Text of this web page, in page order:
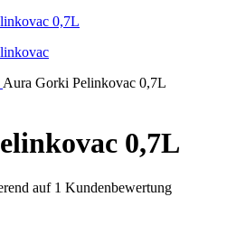
Aura Gorki Pelinkovac 0,7L
0,7L
auf 1 Kundenbewertung